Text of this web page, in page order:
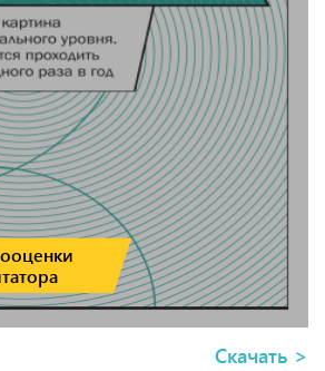
предзаписанные уроки! Книга о
поможет перейти на новый
раскрыть потенциал всей
управляемые, эффективные
Скачать >